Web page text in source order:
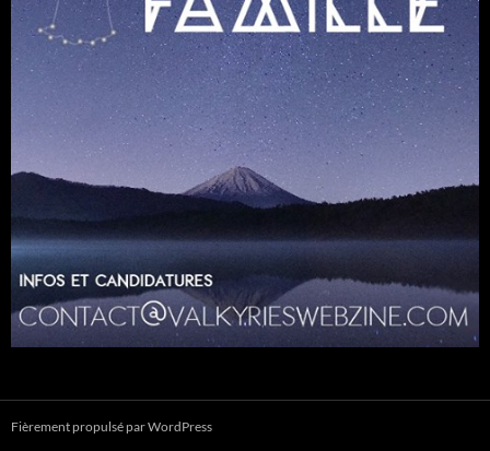
Fièrement propulsé par WordPress